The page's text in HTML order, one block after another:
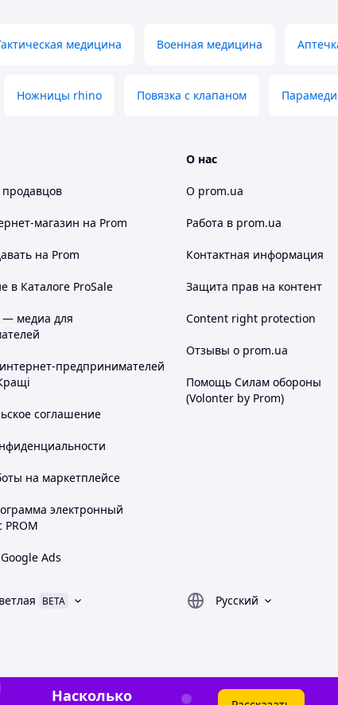
медицина Военная медицина
Ножницы rhino Повязка с клапаном
магазин на Prom
на Prom
в Каталоге ProSale
— медиа для
предпринимателей
соглашение
на маркетплейсе
электронный
PROM
Ads
О нас
О prom.ua
Работа в prom.ua
Контактная информация
Защита прав на контент
Content right protection
Отзывы о prom.ua
Помощь Силам обороны
(Volonter by Prom)
BETA
Русский
Насколько